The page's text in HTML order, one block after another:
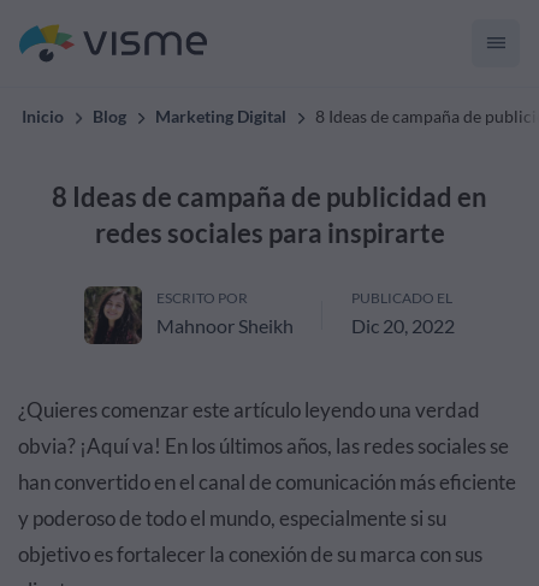
Inicio Blog Marketing Digital 8 Ideas de campaña de
8 Ideas de campaña de publicidad en
redes sociales para inspirarte
ESCRITO POR
Mahnoor Sheikh
PUBLICADO EL
Dic 20, 2022
¿Quieres comenzar este artículo leyendo una verdad
obvia? ¡Aquí va! En los últimos años, las redes sociales se
han convertido en el canal de comunicación más eficiente
y poderoso de todo el mundo, especialmente si su
objetivo es fortalecer la conexión de su marca con sus